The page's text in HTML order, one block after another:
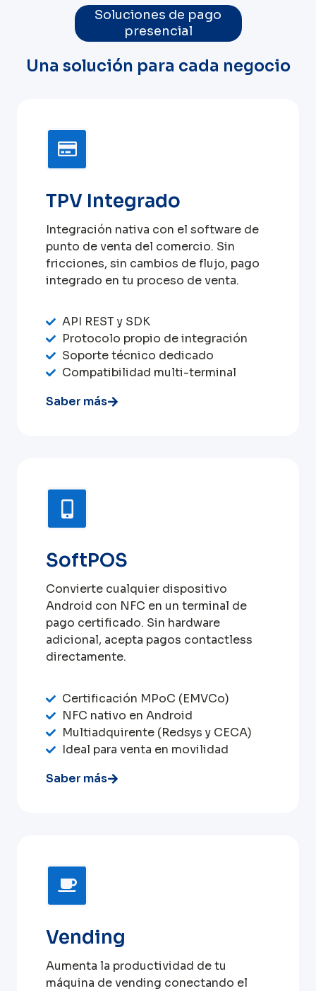
Soluciones de pago
presencial
Una solución para cada negocio
TPV Integrado
Integración nativa con el software de
punto de venta del comercio. Sin
fricciones, sin cambios de flujo, pago
integrado en tu proceso de venta.
API REST y SDK
Protocolo propio de integración
Soporte técnico dedicado
Compatibilidad multi-terminal
Saber más
SoftPOS
Convierte cualquier dispositivo
Android con NFC en un terminal de
pago certificado. Sin hardware
adicional, acepta pagos contactless
directamente.
Certificación MPoC (EMVCo)
NFC nativo en Android
Multiadquirente (Redsys y CECA)
Ideal para venta en movilidad
Saber más
Vending
Aumenta la productividad de tu
máquina de vending conectando el